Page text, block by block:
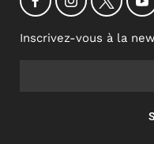
Inscrivez-vous à la